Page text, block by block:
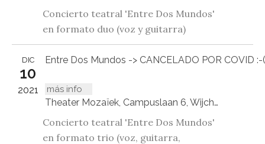
Concierto teatral 'Entre Dos Mundos'
en formato duo (voz y guitarra)
Entre Dos Mundos -> CANCELADO POR COVID :-(
más info
DIC
10
2021
Theater Mozaïek, Campuslaan 6, Wijchen
Concierto teatral 'Entre Dos Mundos'
en formato trio (voz, guitarra,